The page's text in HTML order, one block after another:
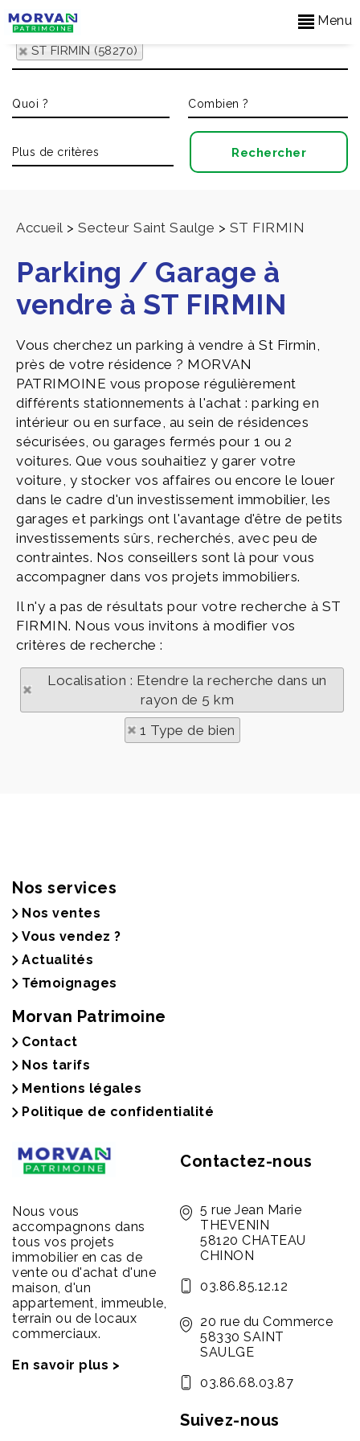
Menu
ST FIRMIN (58270)
Accueil > Secteur Saint Saulge > ST FIRMIN
Parking / Garage à
vendre à ST FIRMIN
Vous cherchez un parking à vendre à St Firmin,
près de votre résidence ? MORVAN
PATRIMOINE vous propose régulièrement
différents stationnements à l'achat : parking en
intérieur ou en surface, au sein de résidences
sécurisées, ou garages fermés pour 1 ou 2
voitures. Que vous souhaitiez y garer votre
voiture, y stocker vos affaires ou encore le louer
dans le cadre d'un investissement immobilier, les
garages et parkings ont l'avantage d'être de petits
investissements sûrs, recherchés, avec peu de
contraintes. Nos conseillers sont là pour vous
accompagner dans vos projets immobiliers.
Il n'y a pas de résultats pour votre recherche à ST
FIRMIN. Nous vous invitons à modifier vos
critères de recherche :
Localisation : Etendre la recherche dans un
rayon de 5 km
1 Type de bien
Nos services
Nos ventes
Vous vendez ?
Actualités
Témoignages
Morvan Patrimoine
Contact
Nos tarifs
Mentions légales
Politique de confidentialité
Nous vous
accompagnons dans
tous vos projets
immobilier en cas de
vente ou d'achat d'une
maison, d'un
appartement, immeuble,
terrain ou de locaux
commerciaux.
En savoir plus >
Contactez-nous
5 rue Jean Marie
THEVENIN
58120 CHATEAU
CHINON
03.86.85.12.12
20 rue du Commerce
58330 SAINT
SAULGE
03.86.68.03.87
Suivez-nous